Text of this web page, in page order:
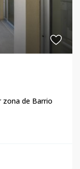
zona de Barrio